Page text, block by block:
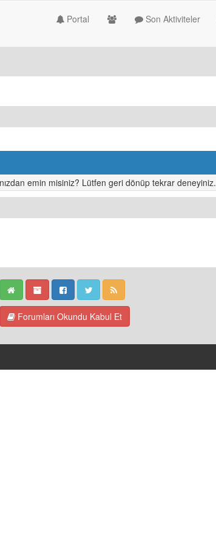
Portal Son Aktiviteler
emin misiniz? Lütfen geri dönüp tekrar deneyiniz.
Forumları Okundu Kabul Et